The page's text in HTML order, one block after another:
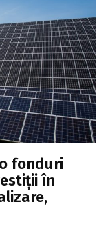
fonduri
în